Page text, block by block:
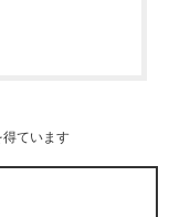
ています